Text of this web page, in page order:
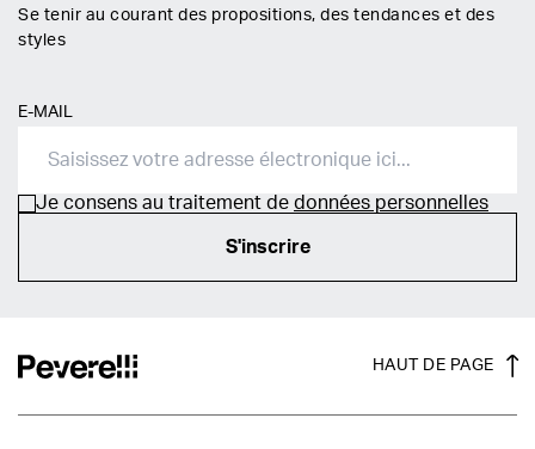
Se tenir au courant des propositions, des tendances et des
styles
E-MAIL
Je consens au traitement de données personnelles
S'inscrire
HAUT DE PAGE